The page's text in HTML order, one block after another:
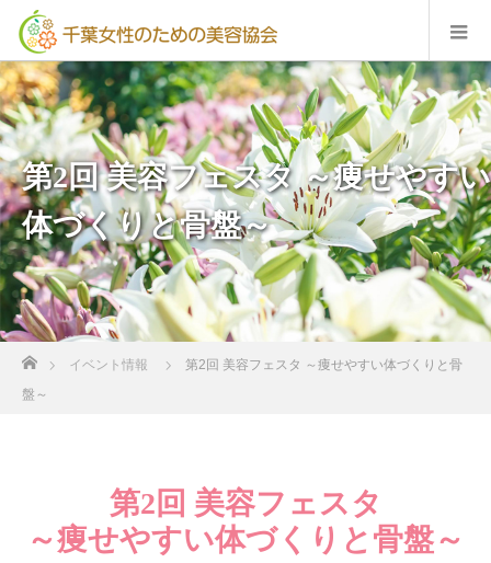
第2回 美容フェスタ ～痩せやすい
体づくりと骨盤～
イベント情報
第2回 美容フェスタ ～痩せやすい体づくりと骨
盤～
第2回 美容フェスタ
～痩せやすい体づくりと骨盤～